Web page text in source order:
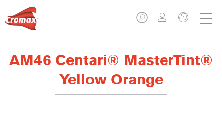
AM46 Centari® MasterTint®
Yellow Orange